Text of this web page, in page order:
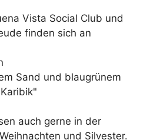
Vista Social Club und
finden sich an
Sand und blaugrünem
auch gerne in der
und Silvester.